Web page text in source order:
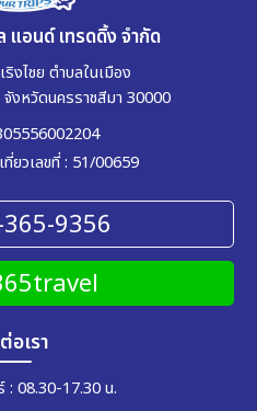
แอนด์ เทรดดิ้ง จำกัด
งไชย ตำบลในเมือง
จังหวัดนครราชสีมา 30000
ยวเลขที่ : 51/00659
9356
อเรา
: 08.30-17.30 น.